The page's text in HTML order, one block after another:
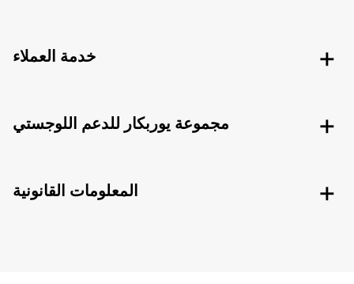
خدمة العملاء
مجموعة يوربكار للدعم اللوجستي
المعلومات القانونية